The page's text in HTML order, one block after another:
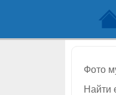
Фото
Найти